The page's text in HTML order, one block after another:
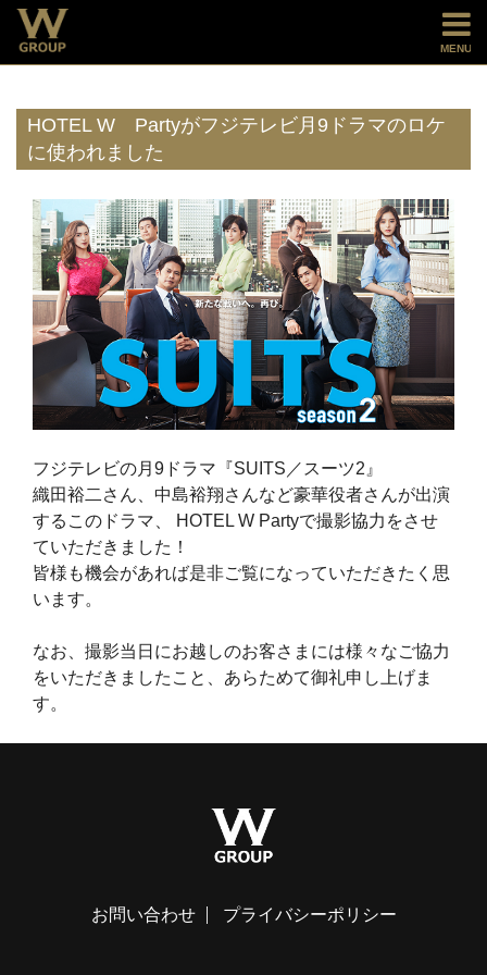
MENU
HOTEL W Partyがフジテレビ月9ドラマのロケ
に使われました
フジテレビの月9ドラマ『SUITS／スーツ2』
織田裕二さん、中島裕翔さんなど豪華役者さんが出演
するこのドラマ、
HOTEL W Partyで撮影協力をさせ
ていただきました！
皆様も機会があれば是非ご覧になっていただきたく思
います。
なお、撮影当日にお越しのお客さまには様々なご協力
をいただきましたこと、あらためて御礼申し上げま
す。
お問い合わせ プライバシーポリシー